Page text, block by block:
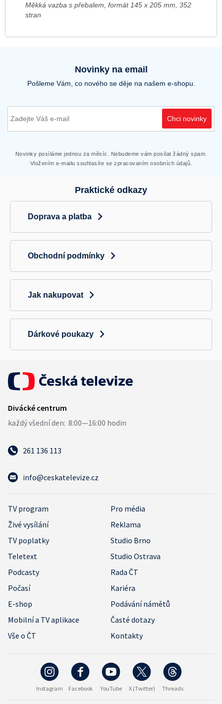
Měkká vazba s přebalem, formát 145 x 205 mm, 352
stran
Novinky na email
Pošleme Vám, co nového se děje na našem e-shopu.
Chci novinky
Novinky posíláme jednou za měsíc. Nebudeme vám posílat žádný spam.
Vložením e-mailu souhlasíte se zpracovaním osobních údajů.
Praktické odkazy
Doprava a platba
Obchodní podmínky
Jak nakupovat
Dárkové poukazy
261 136 113
info@ceskatelevize.cz
TV program
Pro média
Živé vysílání
Reklama
TV poplatky
Studio Brno
Teletext
Studio Ostrava
Podcasty
Rada ČT
Počasí
Kariéra
E-shop
Podávání námětů
Mobilní a TV aplikace
Časté dotazy
Vše o ČT
Kontakty
Instagram Facebook YouTube X (Twitter) Threads